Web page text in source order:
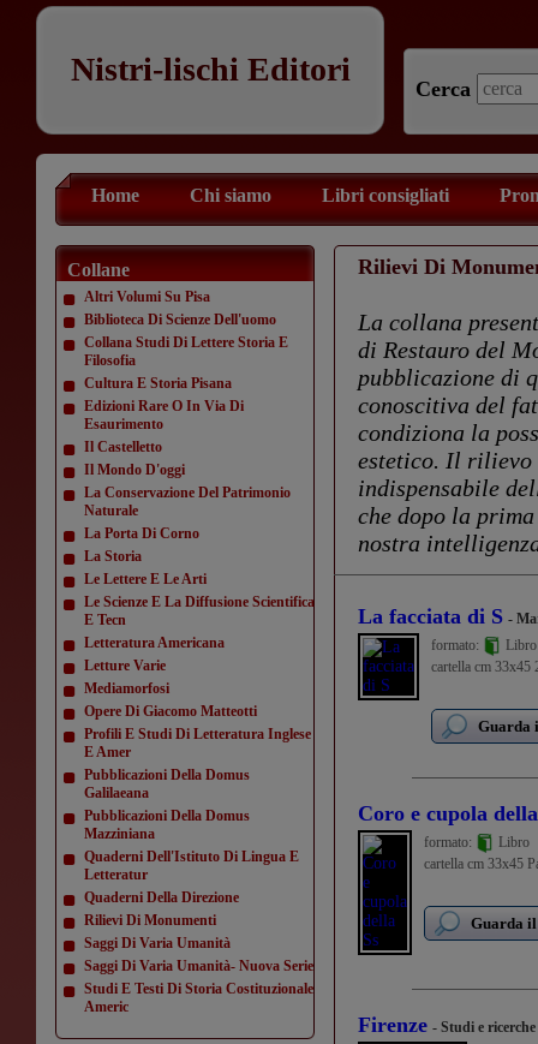
Nistri-lischi Editori
Cerca
Home Chi siamo Libri consigliati
Collane
Altri Volumi Su Pisa
Biblioteca Di Scienze Dell'uomo
Collana Studi Di Lettere Storia E
Filosofia
Cultura E Storia Pisana
Edizioni Rare O In Via Di
Esaurimento
Il Castelletto
Il Mondo D'oggi
La Conservazione Del Patrimonio
Naturale
La Porta Di Corno
La Storia
Le Lettere E Le Arti
Le Scienze E La Diffusione Scientifica
E Tecn
Letteratura Americana
Letture Varie
Mediamorfosi
Opere Di Giacomo Matteotti
Profili E Studi Di Letteratura Inglese
E Amer
Pubblicazioni Della Domus
Galilaeana
Pubblicazioni Della Domus
Mazziniana
Quaderni Dell'Istituto Di Lingua E
Letteratur
Quaderni Della Direzione
Rilievi Di Monumenti
Saggi Di Varia Umanità
Saggi Di Varia Umanità- Nuova Serie
Studi E Testi Di Storia Costituzionale
Americ
Rilievi Di
La collana
di Restauro del
pubblicazione di
conoscitiva del
condiziona la
estetico. Il rilievo
indispensabile
che dopo la
nostra
La facciata di S -
formato:
Libro
cartella cm
Guarda
Coro e cupola
formato:
Libro
cartella cm 33x45
Guarda
Firenze - Studi e